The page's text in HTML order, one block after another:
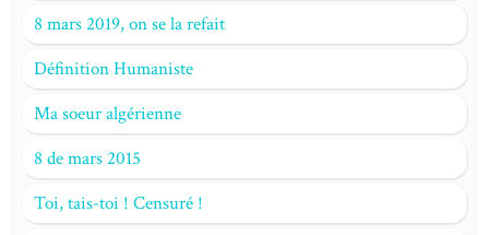
8 mars 2019, on se la refait
Définition Humaniste
Ma soeur algérienne
8 de mars 2015
Toi, tais-toi ! Censuré !